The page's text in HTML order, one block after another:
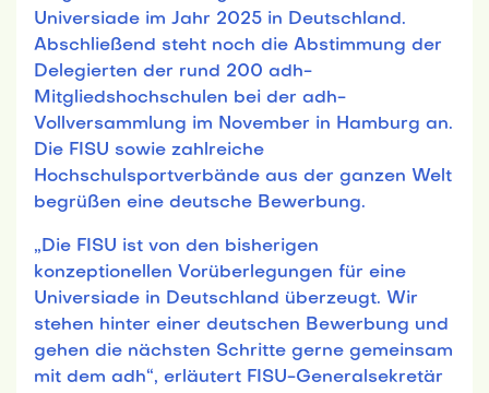
Universiade im Jahr 2025 in Deutschland.
Abschließend steht noch die Abstimmung der
Delegierten der rund 200 adh-
Mitgliedshochschulen bei der adh-
Vollversammlung im November in Hamburg an.
Die FISU sowie zahlreiche
Hochschulsportverbände aus der ganzen Welt
begrüßen eine deutsche Bewerbung.
„Die FISU ist von den bisherigen
konzeptionellen Vorüberlegungen für eine
Universiade in Deutschland überzeugt. Wir
stehen hinter einer deutschen Bewerbung und
gehen die nächsten Schritte gerne gemeinsam
mit dem adh“, erläutert FISU-Generalsekretär